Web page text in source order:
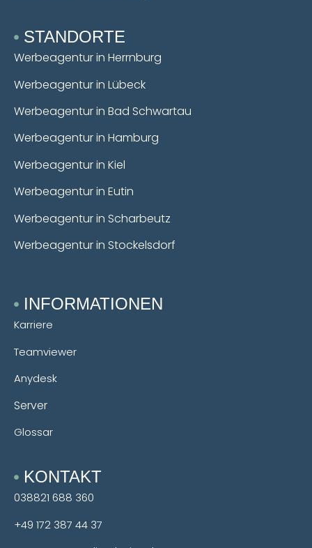
STANDORTE
Werbeagentur in Herrnburg
Werbeagentur in Lübeck
Werbeagentur in Bad Schwartau
Werbeagentur in Hamburg
Werbeagentur in Kiel
Werbeagentur in Eutin
Werbeagentur in Scharbeutz
Werbeagentur in Stockelsdorf
INFORMATIONEN
Karriere
Teamviewer
Anydesk
Server
Glossar
KONTAKT
038821 688 360
+49 172 387 44 37